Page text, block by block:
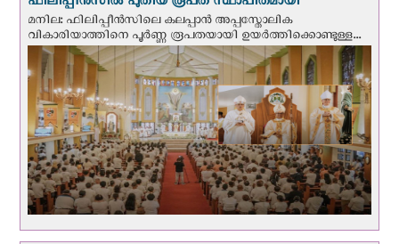
ഫിലിപ്പീൻസിൽ പുതിയ രൂപത സ്ഥാപിതമായി
മനില: ഫിലിപ്പീൻസിലെ കലപ്പാൻ അപ്പസ്തോലിക
വികാരിയാത്തിനെ പൂർണ്ണ രൂപതയായി ഉയർത്തിക്കൊണ്ടുള്ള...